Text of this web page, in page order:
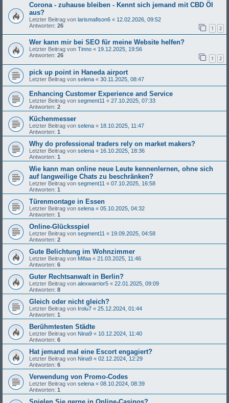
Corona - zuhause bleiben - Kennt sich jemand mit CBD Öl
aus?
Letzter Beitrag von larismafison6 « 12.02.2026, 09:52
Antworten: 26 1 2
Wer kann mir bei SEO für meine Website helfen?
Letzter Beitrag von Tinno « 19.12.2025, 19:56
Antworten: 26 1 2
pick up point in Haneda airport
Letzter Beitrag von selena « 30.11.2025, 08:47
Enhancing Customer Experience and Service
Letzter Beitrag von segment11 « 27.10.2025, 07:33
Antworten: 2
Küchenmesser
Letzter Beitrag von selena « 18.10.2025, 11:47
Antworten: 1
Why do professional traders rely on market makers?
Letzter Beitrag von selena « 16.10.2025, 18:36
Antworten: 1
Wie kann man online neue Leute kennenlernen, ohne sich
auf langweilige Chats zu beschränken?
Letzter Beitrag von segment11 « 07.10.2025, 16:58
Antworten: 1
Türenmontage in Essen
Letzter Beitrag von selena « 05.10.2025, 04:32
Antworten: 1
Online-Glücksspiel
Letzter Beitrag von segment11 « 19.09.2025, 04:58
Antworten: 2
Gute Belichtung im Wohnzimmer
Letzter Beitrag von Mifaa « 21.03.2025, 11:46
Antworten: 6
Guter Rechtsanwalt in Berlin?
Letzter Beitrag von alexwarrior5 « 22.01.2025, 09:09
Antworten: 8
Gleich oder nicht gleich?
Letzter Beitrag von Irolu7 « 25.12.2024, 01:44
Antworten: 1
Berühmtesten Städte
Letzter Beitrag von Nina9 « 10.12.2024, 11:40
Antworten: 6
Hat jemand mal eine Escort engagiert?
Letzter Beitrag von Nina9 « 02.12.2024, 12:29
Antworten: 6
Verwendung von Promo-Codes
Letzter Beitrag von selena « 08.10.2024, 08:39
Antworten: 1